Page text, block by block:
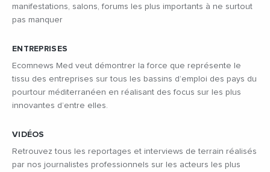
manifestations, salons, forums les plus importants à ne surtout
pas manquer
ENTREPRISES
Ecomnews Med veut démontrer la force que représente le
tissu des entreprises sur tous les bassins d’emploi des pays du
pourtour méditerranéen en réalisant des focus sur les plus
innovantes d’entre elles.
VIDÉOS
Retrouvez tous les reportages et interviews de terrain réalisés
par nos journalistes professionnels sur les acteurs les plus